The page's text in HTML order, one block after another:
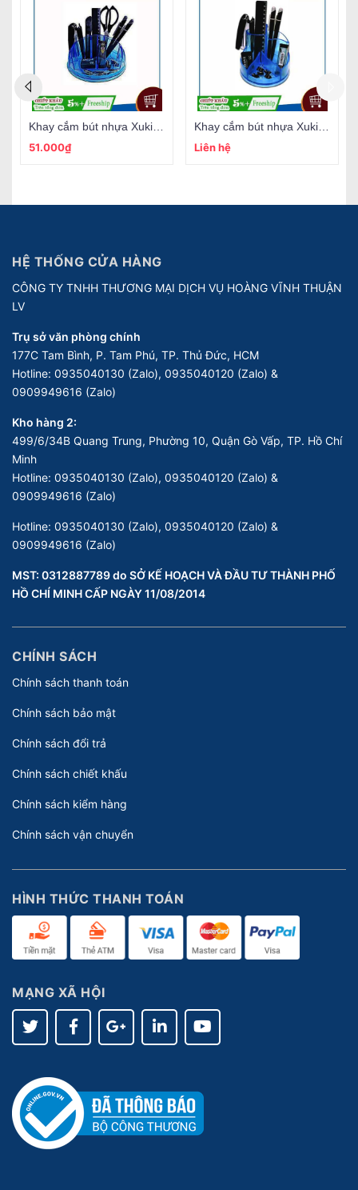
51.000₫
Liên hệ
HỆ THỐNG CỬA HÀNG
CÔNG TY TNHH THƯƠNG MẠI DỊCH VỤ HOÀNG VĨNH THUẬN
LV
Trụ sở văn phòng chính
177C Tam Bình, P. Tam Phú, TP. Thủ Đức, HCM
Hotline: 0935040130 (Zalo), 0935040120 (Zalo) &
0909949616 (Zalo)
Kho hàng 2:
499/6/34B Quang Trung, Phường 10, Quận Gò Vấp, TP. Hồ Chí
Minh
Hotline: 0935040130 (Zalo), 0935040120 (Zalo) &
0909949616 (Zalo)
Hotline: 0935040130 (Zalo), 0935040120 (Zalo) &
0909949616 (Zalo)
MST: 0312887789 do SỞ KẾ HOẠCH VÀ ĐẦU TƯ THÀNH PHỐ
HỒ CHÍ MINH CẤP NGÀY 11/08/2014
CHÍNH SÁCH
Chính sách thanh toán
Chính sách bảo mật
Chính sách đổi trả
Chính sách chiết khấu
Chính sách kiểm hàng
Chính sách vận chuyển
HÌNH THỨC THANH TOÁN
MẠNG XÃ HỘI